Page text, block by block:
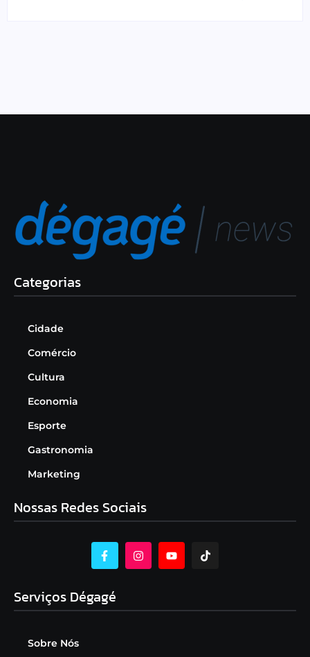
Categorias
Cidade
Comércio
Cultura
Economia
Esporte
Gastronomia
Marketing
Nossas Redes Sociais
Serviços Dégagé
Sobre Nós